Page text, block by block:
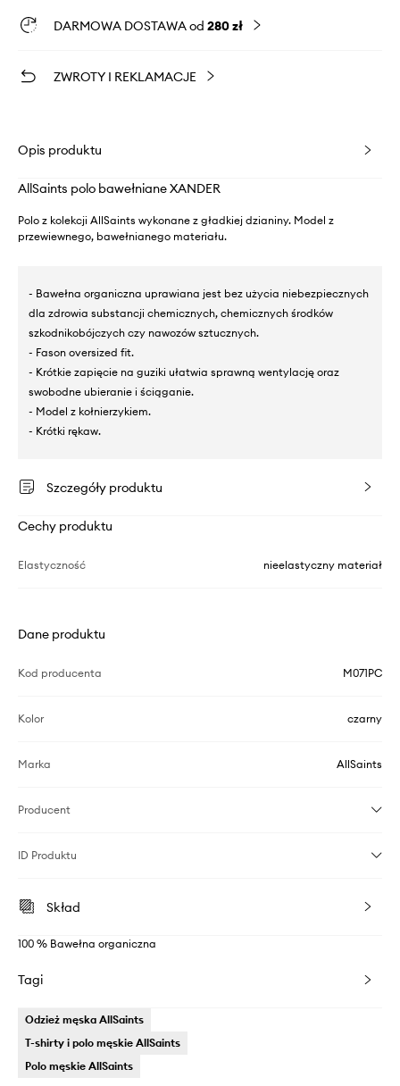
DARMOWA DOSTAWA od 280 zł
ZWROTY I REKLAMACJE
Opis produktu
AllSaints polo bawełniane XANDER
Polo z kolekcji AllSaints wykonane z gładkiej dzianiny. Model z
przewiewnego, bawełnianego materiału.
- Bawełna organiczna uprawiana jest bez użycia niebezpiecznych
dla zdrowia substancji chemicznych, chemicznych środków
szkodnikobójczych czy nawozów sztucznych.
- Fason oversized fit.
- Krótkie zapięcie na guziki ułatwia sprawną wentylację oraz
swobodne ubieranie i ściąganie.
- Model z kołnierzykiem.
- Krótki rękaw.
Szczegóły produktu
Cechy produktu
Elastyczność nieelastyczny materiał
Dane produktu
Kod producenta M071PC
Kolor czarny
Marka AllSaints
Producent
ID Produktu
Skład
100 % Bawełna organiczna
Tagi
Odzież męska AllSaints
T-shirty i polo męskie AllSaints
Polo męskie AllSaints